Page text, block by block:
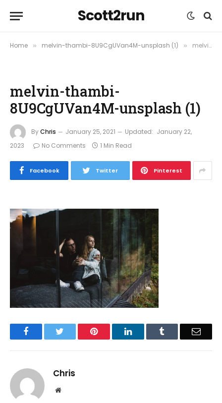
Scott2run
Home » melvin-thambi-8U9CgUVan4M-unsplash (1) » melvin-thambi-8U9CgUVan4M-unsplash (1)
melvin-thambi-
8U9CgUVan4M-unsplash (1)
ByChris January 25, 2021 Updated: January 22,
2023
No Comments 1 Min Read
Facebook Twitter Pinterest
Facebook Pinterest LinkedIn Email
Chris
Website